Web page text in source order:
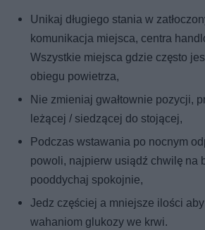
Unikaj długiego stania w
komunikacja miejsca, centra
Wszystkie miejsca gdzie często
obiegu powietrza,
Nie zmieniaj gwałtownie pozycji,
leżącej / siedzącej do stojącej,
Podczas wstawania po nocnym
powoli, najpierw usiądź chwilę na
pooddychaj spokojnie,
Jedz częściej a mniejsze ilości
wahaniom glukozy we krwi.